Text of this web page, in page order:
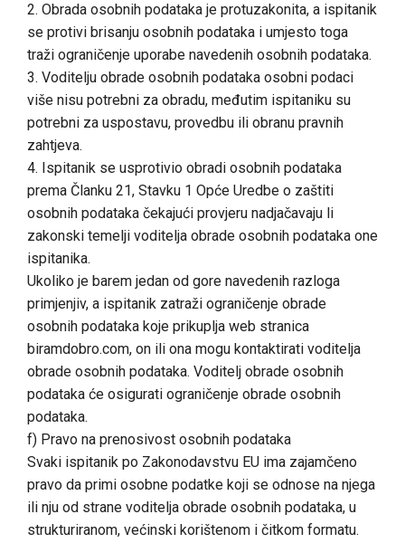
2. Obrada osobnih podataka je protuzakonita, a ispitanik
se protivi brisanju osobnih podataka i umjesto toga
traži ograničenje uporabe navedenih osobnih podataka.
3. Voditelju obrade osobnih podataka osobni podaci
više nisu potrebni za obradu, međutim ispitaniku su
potrebni za uspostavu, provedbu ili obranu pravnih
zahtjeva.
4. Ispitanik se usprotivio obradi osobnih podataka
prema Članku 21, Stavku 1 Opće Uredbe o zaštiti
osobnih podataka čekajući provjeru nadjačavaju li
zakonski temelji voditelja obrade osobnih podataka one
ispitanika.
Ukoliko je barem jedan od gore navedenih razloga
primjenjiv, a ispitanik zatraži ograničenje obrade
osobnih podataka koje prikuplja web stranica
biramdobro.com, on ili ona mogu kontaktirati voditelja
obrade osobnih podataka. Voditelj obrade osobnih
podataka će osigurati ograničenje obrade osobnih
podataka.
f) Pravo na prenosivost osobnih podataka
Svaki ispitanik po Zakonodavstvu EU ima zajamčeno
pravo da primi osobne podatke koji se odnose na njega
ili nju od strane voditelja obrade osobnih podataka, u
strukturiranom, većinski korištenom i čitkom formatu.